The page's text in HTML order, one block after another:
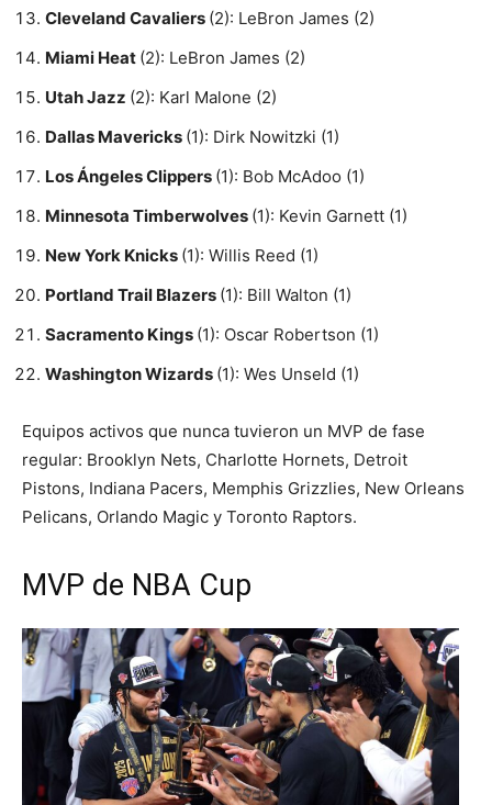
Cleveland Cavaliers (2): LeBron James (2)
Miami Heat (2): LeBron James (2)
Utah Jazz (2): Karl Malone (2)
Dallas Mavericks (1): Dirk Nowitzki (1)
Los Ángeles Clippers (1): Bob McAdoo (1)
Minnesota Timberwolves (1): Kevin Garnett (1)
New York Knicks (1): Willis Reed (1)
Portland Trail Blazers (1): Bill Walton (1)
Sacramento Kings (1): Oscar Robertson (1)
Washington Wizards (1): Wes Unseld (1)
Equipos activos que nunca tuvieron un MVP de fase
regular: Brooklyn Nets, Charlotte Hornets, Detroit
Pistons, Indiana Pacers, Memphis Grizzlies, New Orleans
Pelicans, Orlando Magic y Toronto Raptors.
MVP de NBA Cup